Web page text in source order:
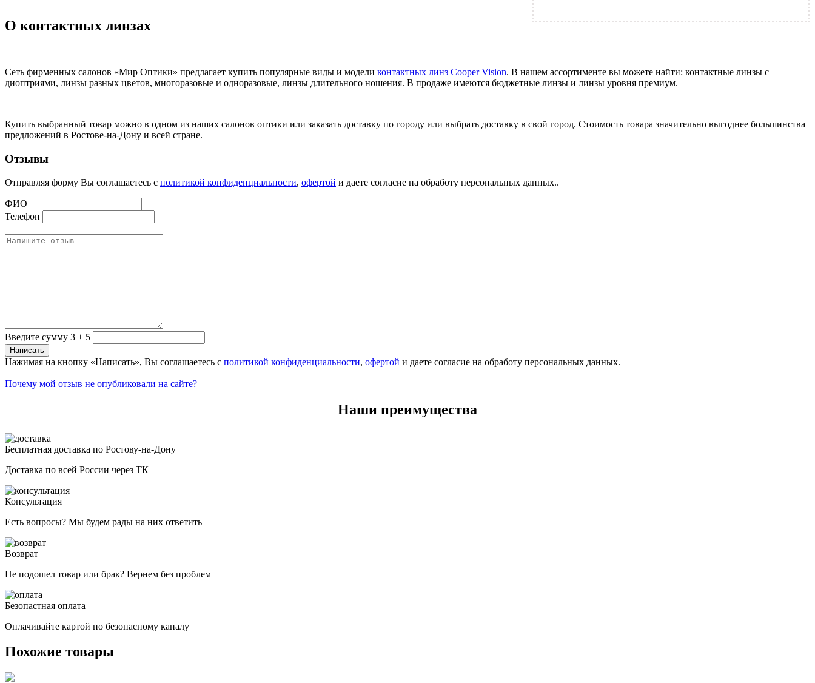
О контактных линзах
Сеть фирменных салонов «Мир Оптики» предлагает купить популярные виды и модели контактных линз Cooper Vision. В нашем ассортименте вы можете найти: контактные линзы с
диоптриями, линзы разных цветов, многоразовые и одноразовые, линзы длительного ношения. В продаже имеются бюджетные линзы и линзы уровня премиум.
Купить выбранный товар можно в одном из наших салонов оптики или заказать доставку по городу или выбрать доставку в свой город. Стоимость товара значительно выгоднее большинства
предложений в Ростове-на-Дону и всей стране.
Отзывы
Отправляя форму Вы соглашаетесь с политикой конфиденциальности, офертой и даете согласие на обработу персональных данных..
ФИО
Телефон
Введите сумму 3 + 5
Нажимая на кнопку «Написать», Вы соглашаетесь с политикой конфиденциальности, офертой и даете согласие на обработу персональных данных.
Почему мой отзыв не опубликовали на сайте?
Наши преимущества
Бесплатная доставка по Ростову-на-Дону
Доставка по всей России через ТК
Консультация
Есть вопросы? Мы будем рады на них ответить
Возврат
Не подошел товар или брак? Вернем без проблем
Безопастная оплата
Оплачивайте картой по безопасному каналу
Похожие товары